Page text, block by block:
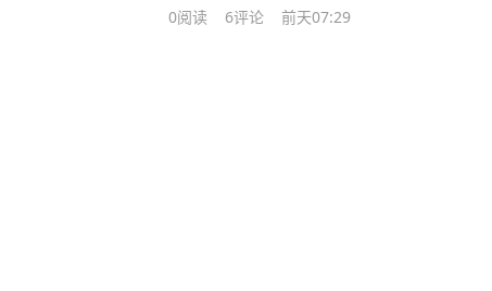
0阅读 6评论 前天07:29